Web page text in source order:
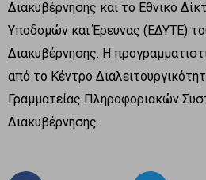
Διακυβέρνησης και το Εθνικό
Υποδομών και Έρευνας (ΕΔΥΤΕ)
Διακυβέρνησης. Η
από το Κέντρο
Γραμματείας Πληροφοριακών
Διακυβέρνησης.